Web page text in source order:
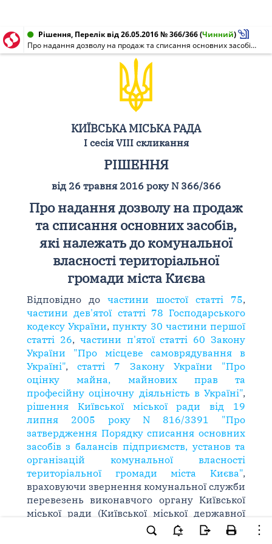
Рішення, Перелік від 26.05.2016 № 366/366(Чинний)
Про надання дозволу на продаж та списання основних засобів, які належать до комунальної власності територіальної громади міста Києва
КИЇВСЬКА МІСЬКА РАДА
I сесія VIII скликання
РІШЕННЯ
від 26 травня 2016 року N 366/366
Про надання дозволу на продаж
та списання основних засобів,
які належать до комунальної
власності територіальної
громади міста Києва
Відповідно до частини шостої статті 75,
частини дев'ятої статті 78 Господарського
кодексу України,пункту 30 частини першої
статті 26, частини п'ятої статті 60 Закону
України "Про місцеве самоврядування в
Україні", статті 7 Закону України "Про
оцінку майна, майнових прав та
професійну оціночну діяльність в Україні",
рішення Київської міської ради від 19
липня 2005 року N 816/3391 "Про
затвердження Порядку списання основних
засобів з балансів підприємств, установ та
організацій комунальної власності
територіальної громади міста Києва",
враховуючи звернення комунальної служби
перевезень виконавчого органу Київської
міської ради (Київської міської державної
адміністрації) (лист від 9 серпня 2013 року
N 1840), звернення комунального